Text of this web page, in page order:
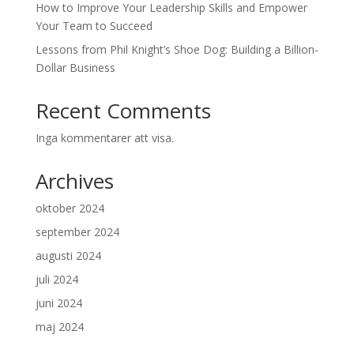
How to Improve Your Leadership Skills and Empower
Your Team to Succeed
Lessons from Phil Knight’s Shoe Dog: Building a Billion-
Dollar Business
Recent Comments
Inga kommentarer att visa.
Archives
oktober 2024
september 2024
augusti 2024
juli 2024
juni 2024
maj 2024